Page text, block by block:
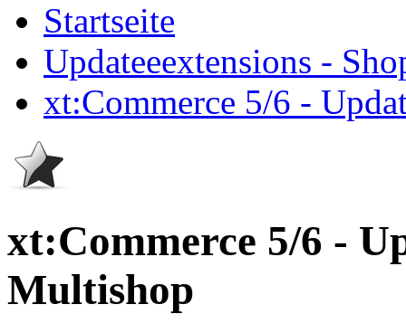
Startseite
Updateeextensions -
xt:Commerce 5/6 -
xt:Commerce 5/6 -
Multishop